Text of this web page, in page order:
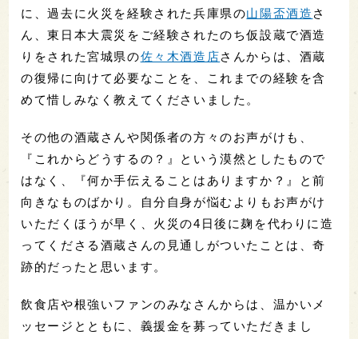
に、過去に火災を経験された兵庫県の山陽盃酒造 さ
ん、東日本大震災をご経験されたのち仮設蔵で酒造
りをされた宮城県の佐々木酒造店さんからは、酒蔵
の復帰に向けて必要なことを、これまでの経験を含
めて惜しみなく教えてくださいました。
その他の酒蔵さんや関係者の方々のお声がけも、
『これからどうするの？』という漠然としたもので
はなく、『何か手伝えることはありますか？』と前
向きなものばかり。自分自身が悩むよりもお声がけ
いただくほうが早く、火災の4日後に麹を代わりに造
ってくださる酒蔵さんの見通しがついたことは、奇
跡的だったと思います。
飲食店や根強いファンのみなさんからは、温かいメ
ッセージとともに、義援金を募っていただきまし